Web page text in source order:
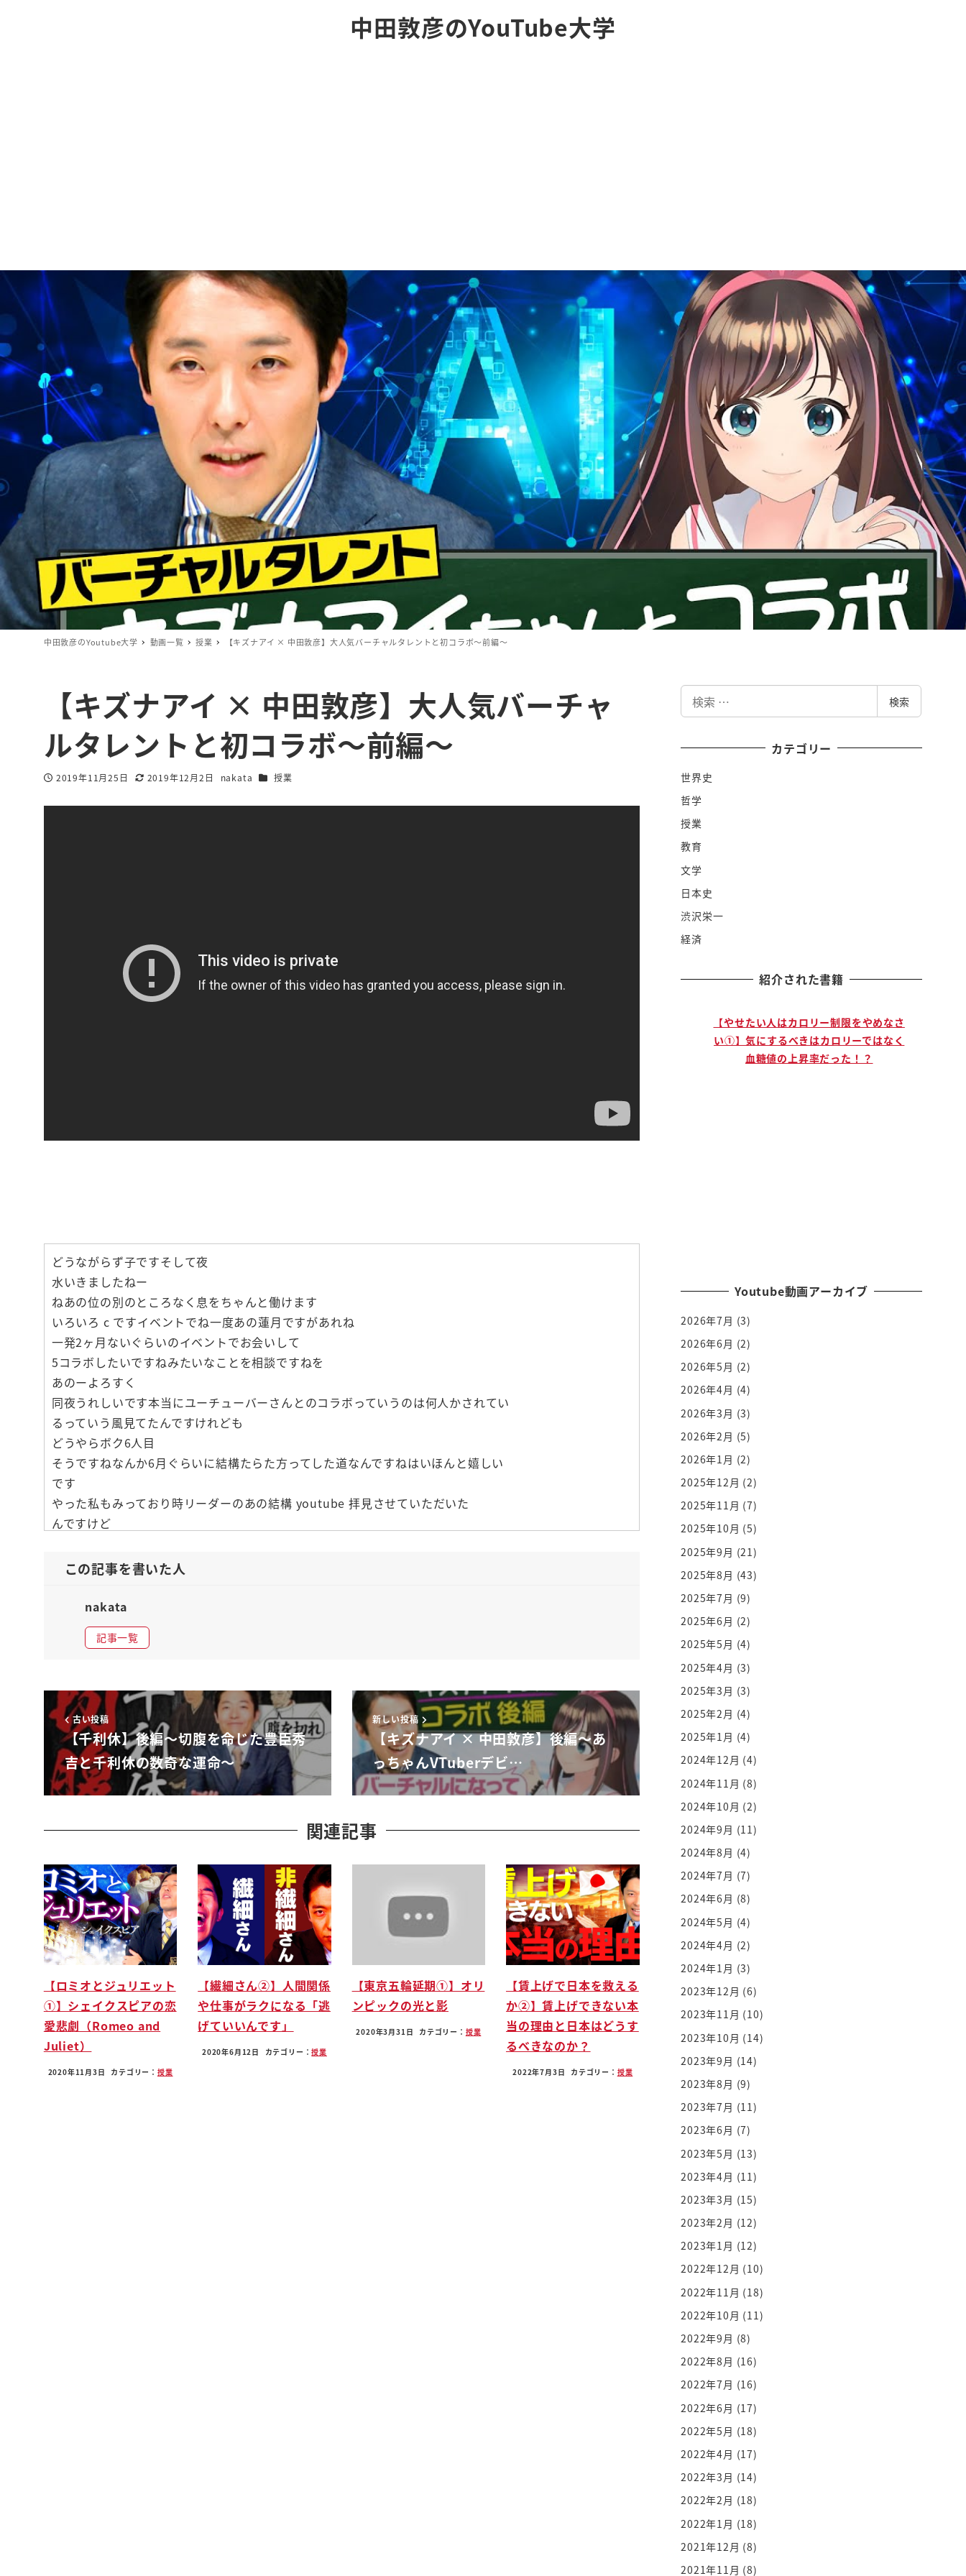
中田敦彦のYouTube大学
中田敦彦のYoutube大学 動画一覧 授業 【キズナアイ × 中田敦彦】大人気バーチャルタレントと初コラボ〜前編〜
【キズナアイ × 中田敦彦】大人気バーチャ
ルタレントと初コラボ〜前編〜
投稿日
2019年11月25日
更新日
2019年12月2日
著
nakata カテゴリー
授業
どうながらず子ですそして夜
水いきましたねー
ねあの位の別のところなく息をちゃんと働けます
いろいろ c ですイベントでね一度あの蓮月ですがあれね
一発2ヶ月ないぐらいのイベントでお会いして
5コラボしたいですねみたいなことを相談ですねを
あのーよろすく
同夜うれしいです本当にユーチューバーさんとのコラボっていうのは何人かされてい
るっていう風見てたんですけれども
どうやらボク6人目
そうですねなんか6月ぐらいに結構たらた方ってした道なんですねはいほんと嬉しい
です
やった私もみっており時リーダーのあの結構 youtube 拝見させていただいた
んですけど
全然知識がないとにすごく伝わりやすいし
5 g の説明の動画がすごい優しい買ったね茶の
b to be とかビューティーとかやっぱりあのビジネス観音がピンとくるんです
けどしかねぇ
ちょっと待ってでわからないと思ったレンズを説明する違ってこんなまでする
ありがたそうな店すごいやりやすいなぁと思ってうわああの歴史
テクノロジーとか色々授業してるんですけども here の一緒にお話していた
歩いあたってバーチャルタレント
および v チューバさんっていうんですかねのパイオニアである
レキシーこれをですね知らない人にも伝えできるように聞いていきたいなと思うんです
じゃあなんとすごく時代になおの帽子ている牛
このすごいパイオニア中だと思うんですよで絆愛さんといえばこのバーチャルタレント
代名詞にもなったわけじゃないですか
ふーん
在り方で今またそういうね伊豆愛さんを目標にした
後発の方々でてると思うんですけど最初の元祖のという
ここで言うと色々と行為を曲折あったと思いますので
8人意外とあの2016年なんですね活動開始されたんだ
なんですよ2016年の12月1日いいなぁで本当にちょうど
3年前くらいね4なんかもうあまりにも定着しちゃってってもっと前からいらっしゃっ
たんじゃないかと思ったんですけど
この記事を書いた人
nakata
記事一覧
古い投稿
【千利休】後編〜切腹を命じた豊臣秀
吉と千利休の数奇な運命〜
新しい投稿
【キズナアイ × 中田敦彦】後編〜あ
っちゃんVTuberデビ…
関連記事
【ロミオとジュリエット
①】シェイクスピアの恋
愛悲劇（Romeo and
Juliet）
2020年11月3日 カテゴリー： 授業
【繊細さん②】人間関係
や仕事がラクになる「逃
げていいんです」
2020年6月12日 カテゴリー：授業
【東京五輪延期①】オリ
ンピックの光と影
2020年3月31日 カテゴリー： 授業
【賃上げで日本を救える
か②】賃上げできない本
当の理由と日本はどうす
るべきなのか？
2022年7月3日 カテゴリー： 授業
索
検索
カテゴリー
世界史
哲学
授業
教育
文学
日本史
渋沢栄一
経済
紹介された書籍
【やせたい人はカロリー制限をやめなさ
い①】気にするべきはカロリーではなく
血糖値の上昇率だった！？
Youtube動画アーカイブ
2026年7月 (3)
2026年6月 (2)
2026年5月 (2)
2026年4月 (4)
2026年3月 (3)
2026年2月 (5)
2026年1月 (2)
2025年12月 (2)
2025年11月 (7)
2025年10月 (5)
2025年9月 (21)
2025年8月 (43)
2025年7月 (9)
2025年6月 (2)
2025年5月 (4)
2025年4月 (3)
2025年3月 (3)
2025年2月 (4)
2025年1月 (4)
2024年12月 (4)
2024年11月 (8)
2024年10月 (2)
2024年9月 (11)
2024年8月 (4)
2024年7月 (7)
2024年6月 (8)
2024年5月 (4)
2024年4月 (2)
2024年1月 (3)
2023年12月 (6)
2023年11月 (10)
2023年10月 (14)
2023年9月 (14)
2023年8月 (9)
2023年7月 (11)
2023年6月 (7)
2023年5月 (13)
2023年4月 (11)
2023年3月 (15)
2023年2月 (12)
2023年1月 (12)
2022年12月 (10)
2022年11月 (18)
2022年10月 (11)
2022年9月 (8)
2022年8月 (16)
2022年7月 (16)
2022年6月 (17)
2022年5月 (18)
2022年4月 (17)
2022年3月 (14)
2022年2月 (18)
2022年1月 (18)
2021年12月 (8)
2021年11月 (8)